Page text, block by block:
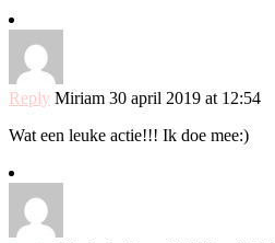
Reply Miriam 30 april 2019 at 12:54
Wat een leuke actie!!! Ik doe mee:)